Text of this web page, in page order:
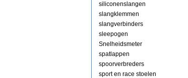
siliconenslangen
slangklemmen
slangverbinders
sleepogen
Snelheidsmeter
spatlappen
spoorverbreders
sport en race stoelen